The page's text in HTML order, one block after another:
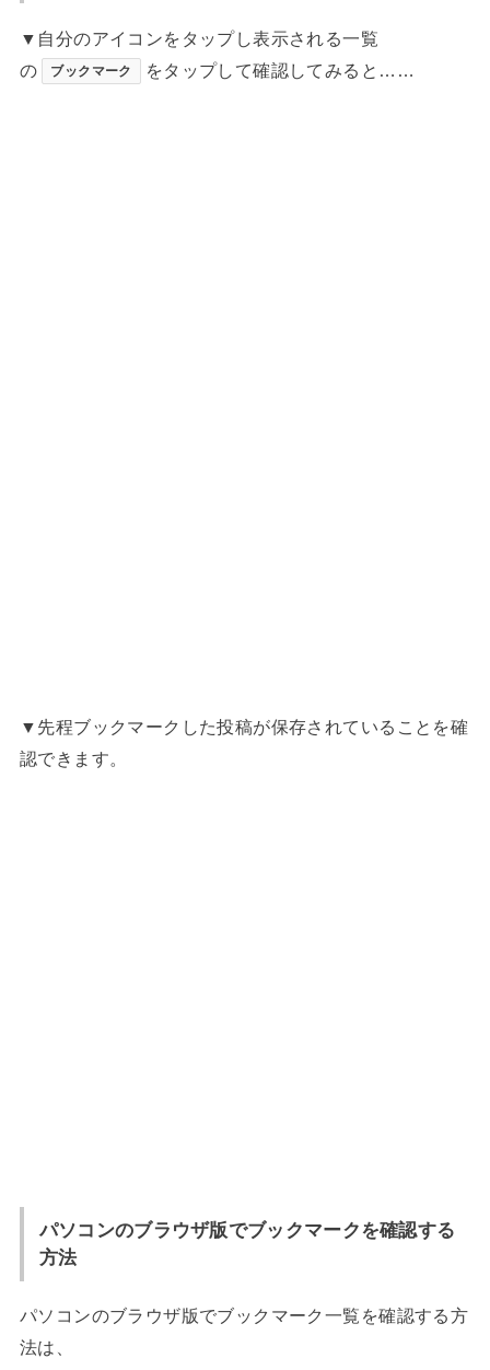
▼自分のアイコンをタップし表示される一覧
の
ブックマーク をタップして確認してみると……
▼先程ブックマークした投稿が保存されていることを確
認できます。
パソコンのブラウザ版でブックマークを確認する
方法
パソコンのブラウザ版でブックマーク一覧を確認する方
法は、